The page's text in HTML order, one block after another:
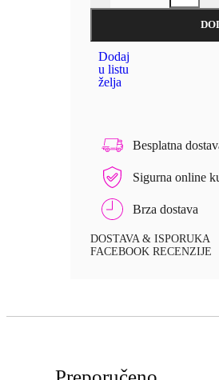
Dodaj
u listu
želja
Besplatna
Sigurna online
Brza dostava
DOSTAVA & ISPORUKA
FACEBOOK RECENZIJE